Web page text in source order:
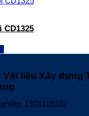
CD1325
Vật liệu Xây dựng
1301118102